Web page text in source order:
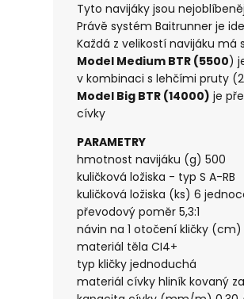
Tyto navijáky jsou
Právě systém Baitrunner je
Každá z velikostí navijáku má
Model Medium BTR (5500)
v kombinaci s lehčími pruty
Model Big BTR (14000) je
cívky
PARAMETRY
hmotnost navijáku (g) 500
kuličková ložiska - typ S A-RB
kuličková ložiska (ks) 6
převodový poměr 5,3:1
návin na 1 otočení kličky (cm)
materiál těla CI4+
typ kličky jednoduchá
materiál cívky hliník kovaný